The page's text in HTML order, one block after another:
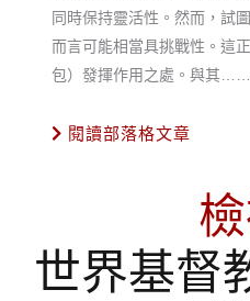
同時保持靈活性。然而，試
而言可能相當具挑戰性。這
包）發揮作用之處。與其……
閱讀部落格文章
世界基督